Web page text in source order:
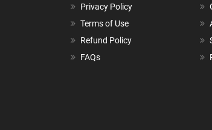
Privacy Policy
Terms of Use
Refund Policy
FAQs